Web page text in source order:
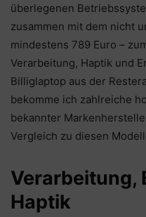
überlegenen
zusammen mit dem nicht
mindestens 789 Euro –
Verarbeitung, Haptik und
Billiglaptop aus der
bekomme ich zahlreiche
bekannter
Vergleich zu diesen
Verarbeitung,
Haptik